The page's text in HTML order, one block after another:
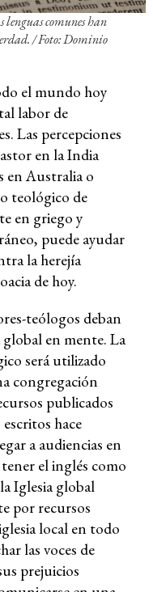
comunes han
/ Foto: Dominio
el mundo hoy
labor de
Las percepciones
en la India
en Australia o
teológico de
en griego y
puede ayudar
la herejía
de hoy.
teólogos deban
en mente. La
será utilizado
congregación
publicados
hace
a audiencias en
el inglés como
Iglesia global
por recursos
local en todo
las voces de
prejuicios